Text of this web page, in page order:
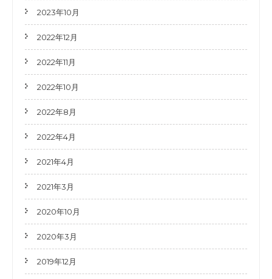
2023年10月
2022年12月
2022年11月
2022年10月
2022年8月
2022年4月
2021年4月
2021年3月
2020年10月
2020年3月
2019年12月